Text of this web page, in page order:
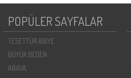
POPÜLER SAYFALAR
TESETTÜR ABİYE
BÜYÜK BEDEN
ABAYA